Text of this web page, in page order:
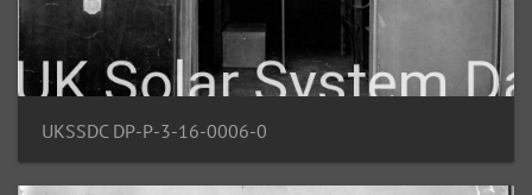
UKSSDC DP-P-3-16-0006-0